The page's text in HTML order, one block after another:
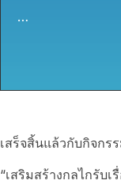
…
เสร็จสิ้นแล้วกับกิจกร
“เสริมสร้างกลไกรับเ